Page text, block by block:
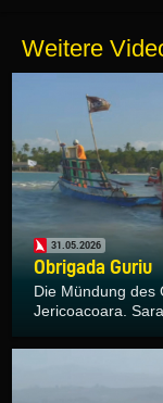
Weitere
31.05.2026
Obrigada Guriu
Die Mündung des
Jericoacoara.